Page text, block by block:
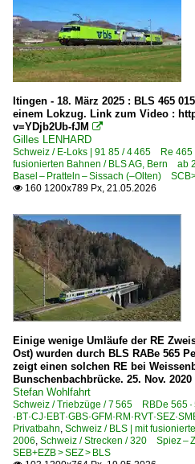
Güterwagen
Güterzugbegleitwagen
VHE Verein
VPM Verein Pendelzug
Personenwagen
NPZ-Wagen 'Typ
Personenwagen | ältere
Autoverlad-
Einheitswagen I
Einheitswagen II
Einheitswagen II
Einheitswagen II
Einheitswagen III
Einheitswagen III
Itingen - 18. März 2025 : BLS 465
einem Lokzug. Link zum Video :
v=YDjb2Ub-fJM 
Gilles LENHARD
Schweiz / E-Loks | 91 85 / 4 465 Re
fusionierten Bahnen / BLS AG, Bern ab
Basel – Pratteln – Sissach (–Olten)
 160 1200x789 Px, 21.05.2026
Einige wenige Umläufe der RE
Ost) wurden durch BLS RABe 565
zeigt einen solchen RE bei
Bunschenbachbrücke. 25. Nov. 2020
Stefan Wohlfahrt
Schweiz / Triebzüge / 7 565 RBDe 565 ·
Privatbahn, Schweiz / BLS | mit
2006, Schweiz / Strecken / 320 Spiez –
SEB+EZB > SEZ > BLS